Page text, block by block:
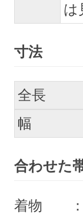
は
寸法
全長
幅
合わせた
着物 ：